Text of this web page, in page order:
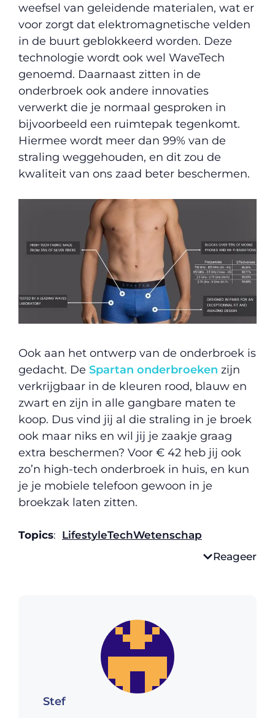
weefsel van geleidende materialen, wat er
voor zorgt dat elektromagnetische velden
in de buurt geblokkeerd worden. Deze
technologie wordt ook wel WaveTech
genoemd. Daarnaast zitten in de
onderbroek ook andere innovaties
verwerkt die je normaal gesproken in
bijvoorbeeld een ruimtepak tegenkomt.
Hiermee wordt meer dan 99% van de
straling weggehouden, en dit zou de
kwaliteit van ons zaad beter beschermen.
Ook aan het ontwerp van de onderbroek is
gedacht. De Spartan onderbroeken zijn
verkrijgbaar in de kleuren rood, blauw en
zwart en zijn in alle gangbare maten te
koop. Dus vind jij al die straling in je broek
ook maar niks en wil jij je zaakje graag
extra beschermen? Voor € 42 heb jij ook
zo’n high-tech onderbroek in huis, en kun
je je mobiele telefoon gewoon in je
broekzak laten zitten.
Topics: LifestyleTechWetenschap
Reageer
Stef